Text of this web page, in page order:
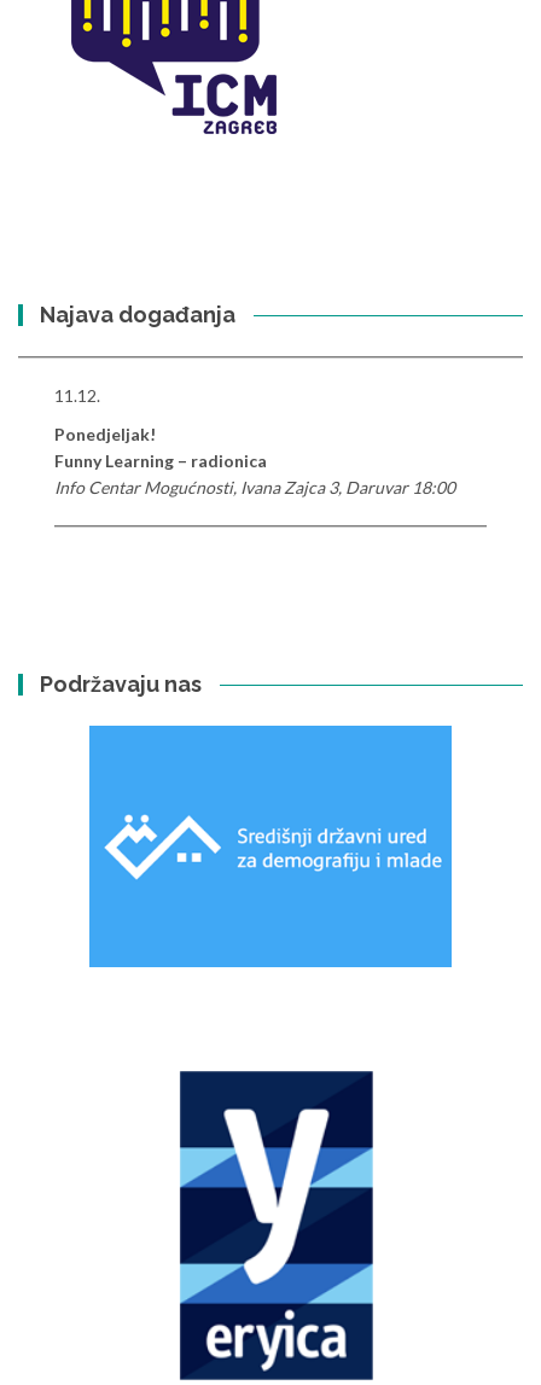
Najava događanja
11.12.
Ponedjeljak!
Funny Learning – radionica
Info Centar Mogućnosti, Ivana Zajca 3, Daruvar 18:00
Podržavaju nas